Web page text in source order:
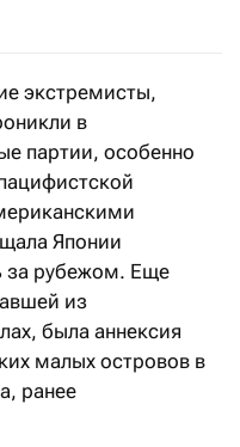
экстремисты,
в
партии, особенно
Японии
за рубежом. Еще
из
была аннексия
малых островов в
ранее